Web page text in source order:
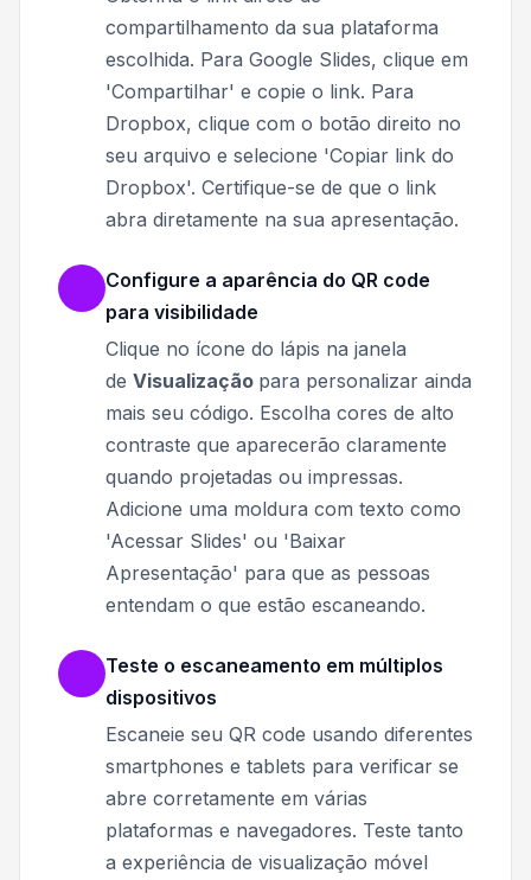
compartilhamento da sua plataforma
escolhida. Para Google Slides, clique em
'Compartilhar' e copie o link. Para
Dropbox, clique com o botão direito no
seu arquivo e selecione 'Copiar link do
Dropbox'. Certifique-se de que o link
abra diretamente na sua apresentação.
Configure a aparência do QR code
para visibilidade
Clique no ícone do lápis na janela
de Visualização para personalizar ainda
mais seu código. Escolha cores de alto
contraste que aparecerão claramente
quando projetadas ou impressas.
Adicione uma moldura com texto como
'Acessar Slides' ou 'Baixar
Apresentação' para que as pessoas
entendam o que estão escaneando.
Teste o escaneamento em múltiplos
dispositivos
Escaneie seu QR code usando diferentes
smartphones e tablets para verificar se
abre corretamente em várias
plataformas e navegadores. Teste tanto
a experiência de visualização móvel